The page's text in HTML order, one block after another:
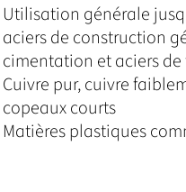
Utilisation générale
aciers de construction
cimentation et aciers
Cuivre pur, cuivre
copeaux courts
Matières plastiques